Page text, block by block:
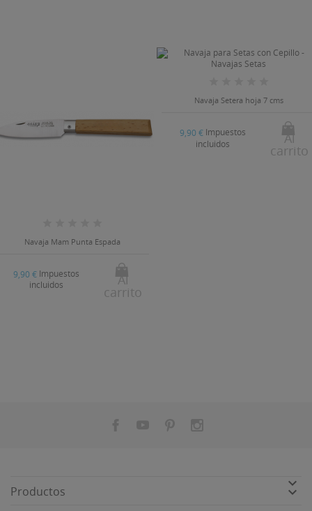
Navaja Mam Punta Espada
9,90 € Impuestos
incluidos
Al
carrito
Navaja Setera hoja 7 cms
9,90 € Impuestos
incluidos
Al
carrito

Productos 